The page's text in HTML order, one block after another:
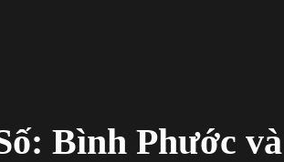
Bình Phước